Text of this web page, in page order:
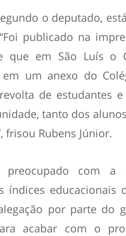
o deputado,
publicado na
que em São Luís o
um anexo do
de estudantes
tanto dos
frisou Rubens Júnior.
preocupado com
índices educacionais
por parte do
acabar com o